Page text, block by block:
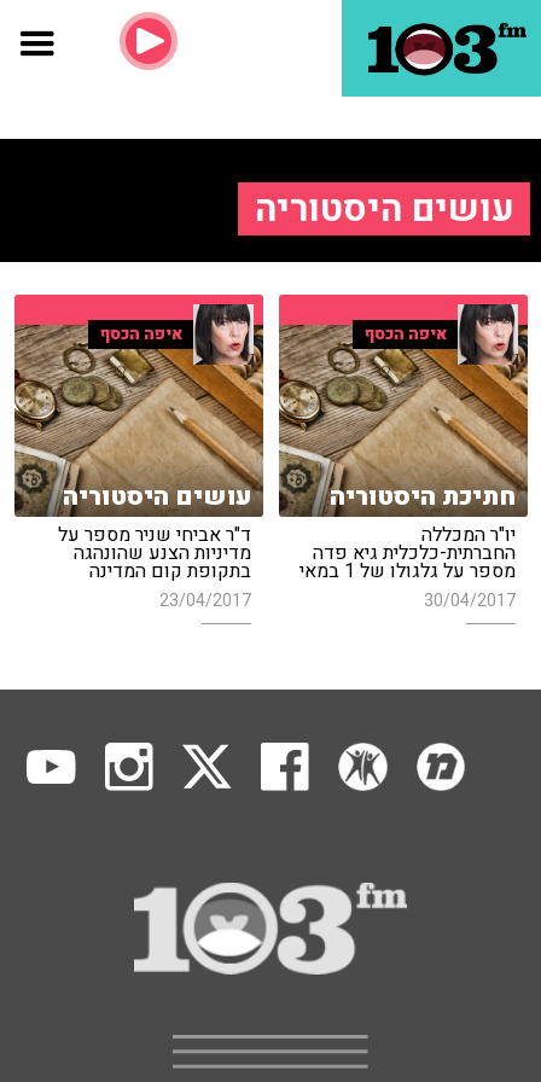
עושים היסטוריה
איפה הכסף
חתיכת היסטוריה
יו"ר המכללה
החברתית-כלכלית גיא פדה
מספר על גלגולו של 1 במאי
30/04/2017
איפה הכסף
עושים היסטוריה
ד"ר אביחי שניר מספר על
מדיניות הצנע שהונהגה
בתקופת קום המדינה
23/04/2017